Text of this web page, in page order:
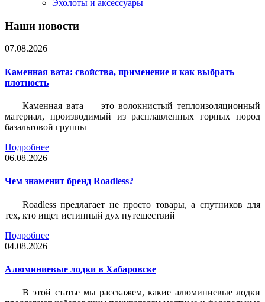
Эхолоты и аксессуары
Наши новости
07.08.2026
Каменная вата: свойства, применение и как выбрать
плотность
Каменная вата — это волокнистый теплоизоляционный
материал, производимый из расплавленных горных пород
базальтовой группы
Подробнее
06.08.2026
Чем знаменит бренд Roadless?
Roadless предлагает не просто товары, а спутников для
тех, кто ищет истинный дух путешествий
Подробнее
04.08.2026
Алюминиевые лодки в Хабаровске
В этой статье мы расскажем, какие алюминиевые лодки